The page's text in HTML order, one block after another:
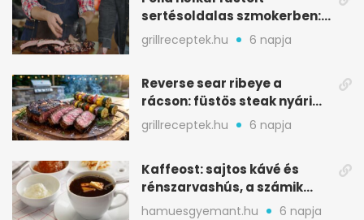
sertésoldalas szmokerben:
ropogós bark, 6 óra
grillreceptek.hu 6 napja
Reverse sear ribeye a
rácson: füstös steak nyári
tökkebabbal
grillreceptek.hu 6 napja
Kaffeost: sajtos kávé és
rénszarvashús, a számik
melegítő itala
hamuesgyemant.hu 6 napja